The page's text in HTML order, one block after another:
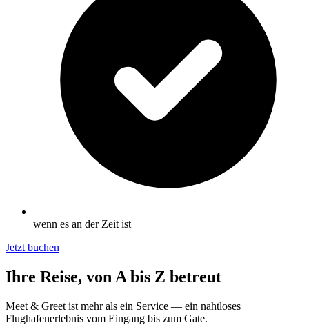
wenn es an der Zeit ist
Jetzt buchen
Ihre Reise, von A bis Z betreut
Meet & Greet ist mehr als ein Service — ein nahtloses
Flughafenerlebnis vom Eingang bis zum Gate.